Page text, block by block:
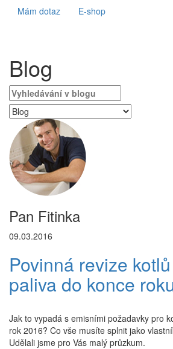
Mám dotaz E-shop
Blog
Pan Fitinka
09.03.2016
Povinná revize
paliva do konce
Jak to vypadá s emisními požadavky pro
rok 2016? Co vše musíte splnit jako
Udělali jsme pro Vás malý průzkum.